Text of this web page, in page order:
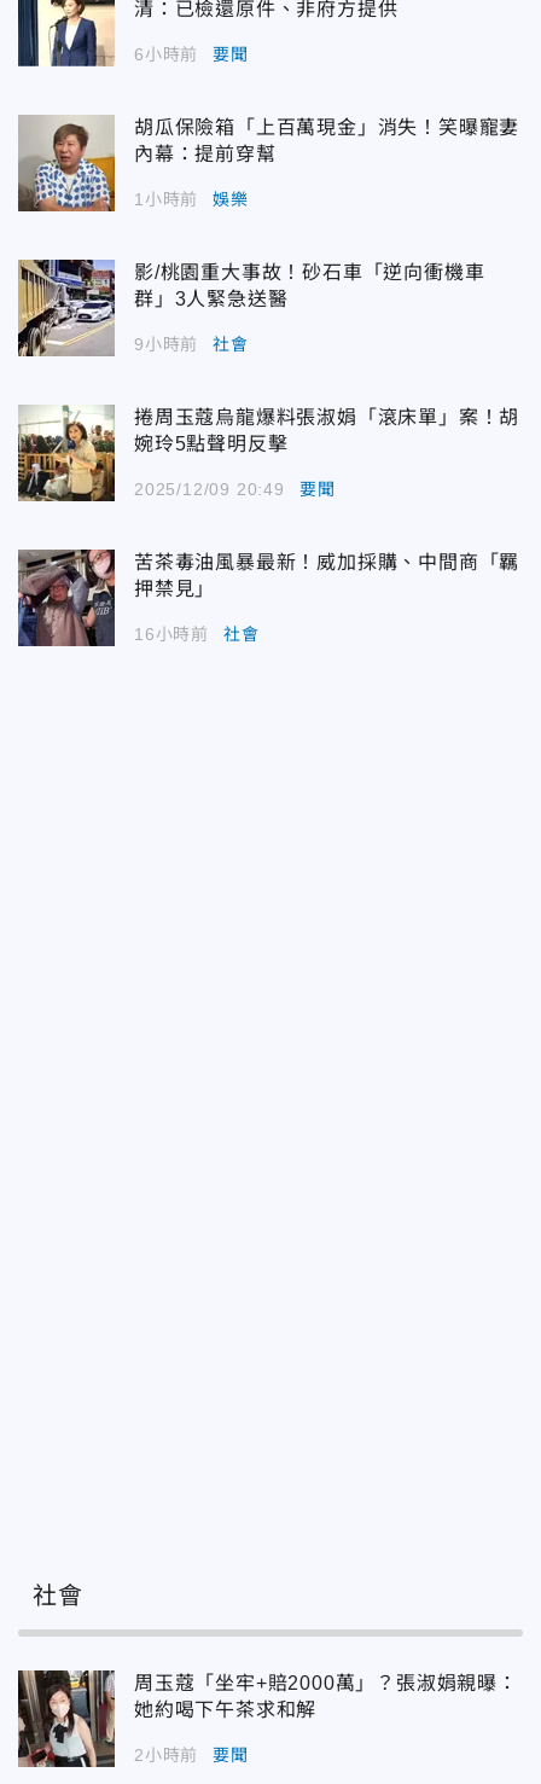
清：已檢還原件、非府方提供
6小時前 要聞
胡瓜保險箱「上百萬現金」消失！笑曝寵妻
內幕：提前穿幫
1小時前 娛樂
影/桃園重大事故！砂石車「逆向衝機車
群」3人緊急送醫
9小時前 社會
捲周玉蔻烏龍爆料張淑娟「滾床單」案！胡
婉玲5點聲明反擊
2025/12/09 20:49 要聞
苦茶毒油風暴最新！威加採購、中間商「羈
押禁見」
16小時前 社會
社會
周玉蔻「坐牢+賠2000萬」？張淑娟親曝：
她約喝下午茶求和解
2小時前 要聞